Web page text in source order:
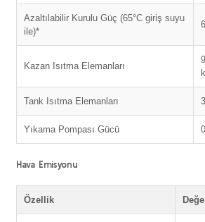
Azaltılabilir Kurulu Güç (65°C giriş suyu
ile)*
Kazan Isıtma Elemanları
Tank Isıtma Elemanları
Yıkama Pompası Gücü
Hava Emisyonu
Özellik